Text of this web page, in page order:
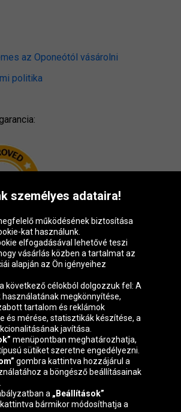
az Oponeótól vásárolni
politika
Česká
republika
Deutschland
személyes adataira!
működésének biztosítása
kat használunk.
elfogadásával lehetővé teszi
vásárlás közben a tartalmat az
alapján az Ön igényeihez
következő célokból dolgozzuk fel: A
használatának megkönnyítése,
tartalom és reklámok
és mérése, statisztikák készítése, a
javítása.
menüpontban meghatározhatja,
sütiket szeretne engedélyezni.
gombra kattintva hozzájárul a
a böngésző beállításainak
a „Beállítások”
bármikor módosíthatja a